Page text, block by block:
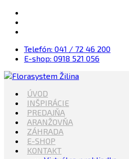
Telefón: 041 / 72 46 200
E-shop: 0918 521 056
Florasystem Žilina
Kvety, Sviečky, dekorácie, Záhrada
ÚVOD
INŠPIRÁCIE
PREDAJŇA
ARANŽOVŇA
ZÁHRADA
E-SHOP
KONTAKT